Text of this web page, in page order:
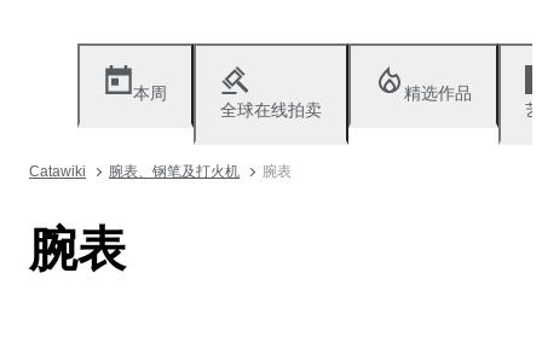
本周
全球在线拍卖
精选作品
Catawiki 腕表、钢笔及打火机 腕表
腕表